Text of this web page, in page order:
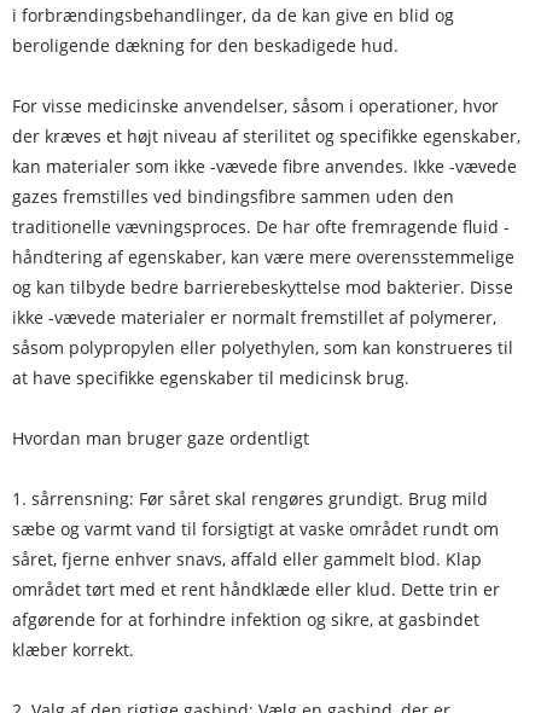
i forbrændingsbehandlinger, da de kan give en blid og
beroligende dækning for den beskadigede hud.
For visse medicinske anvendelser, såsom i operationer, hvor
der kræves et højt niveau af sterilitet og specifikke egenskaber,
kan materialer som ikke -vævede fibre anvendes. Ikke -vævede
gazes fremstilles ved bindingsfibre sammen uden den
traditionelle vævningsproces. De har ofte fremragende fluid -
håndtering af egenskaber, kan være mere overensstemmelige
og kan tilbyde bedre barrierebeskyttelse mod bakterier. Disse
ikke -vævede materialer er normalt fremstillet af polymerer,
såsom polypropylen eller polyethylen, som kan konstrueres til
at have specifikke egenskaber til medicinsk brug.
Hvordan man bruger gaze ordentligt
1. sårrensning: Før såret skal rengøres grundigt. Brug mild
sæbe og varmt vand til forsigtigt at vaske området rundt om
såret, fjerne enhver snavs, affald eller gammelt blod. Klap
området tørt med et rent håndklæde eller klud. Dette trin er
afgørende for at forhindre infektion og sikre, at gasbindet
klæber korrekt.